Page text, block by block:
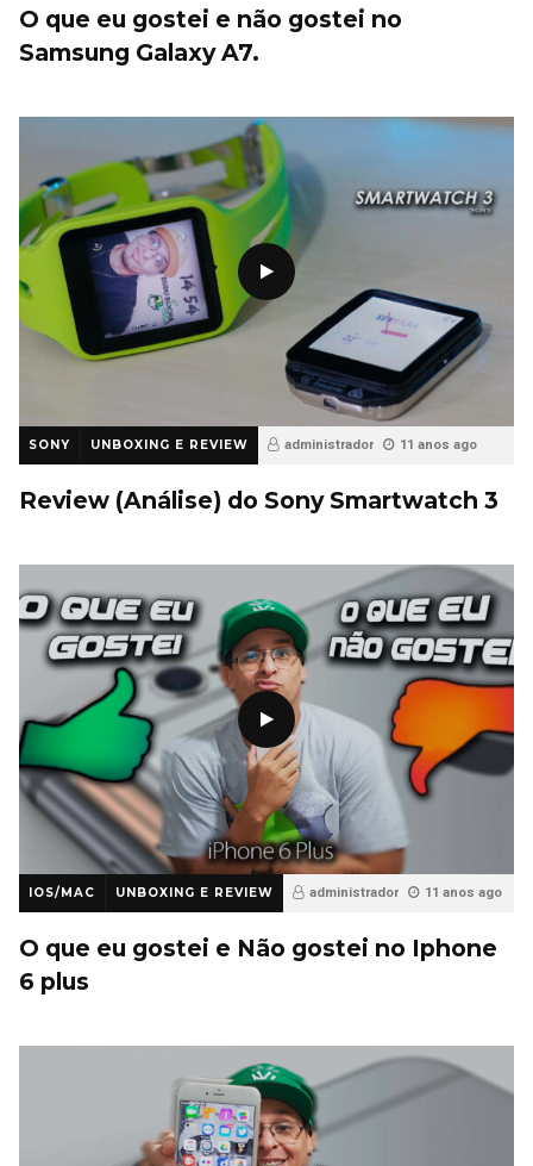
O que eu gostei e não gostei no
Samsung Galaxy A7.
SONY UNBOXING E REVIEW administrador 11 anos ago
Review (Análise) do Sony Smartwatch 3
IOS/MAC UNBOXING E REVIEW administrador 11 anos ago
O que eu gostei e Não gostei no Iphone
6 plus